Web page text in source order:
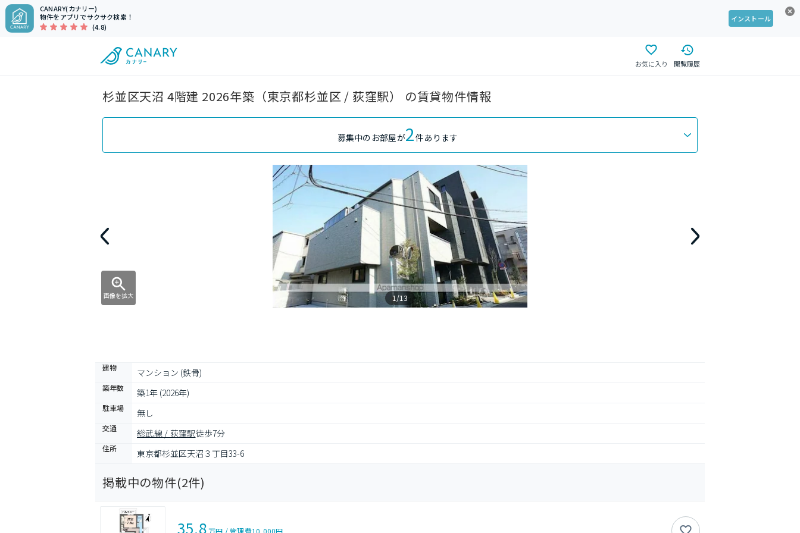
CANARY(カナリー)
物件をアプリでサクサク検索！
(4.8)
インストール
お気に入り 閲覧履歴
杉並区天沼 4階建 2026年築（東京都杉並区 / 荻窪駅） の賃貸物件情報
募集中のお部屋が2件あります
画像を拡大 1/13
建物 マンション (鉄骨)
築年数 築1年 (2026年)
駐車場 無し
交通 総武線 / 荻窪駅徒歩7分
住所 東京都杉並区天沼３丁目33-6
掲載中の物件(2件)
35.8万円 /管理費10,000円